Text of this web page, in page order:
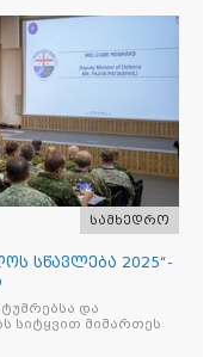
სამხედრო
სწავლება 2025“-
და
სიტყვით მიმართეს